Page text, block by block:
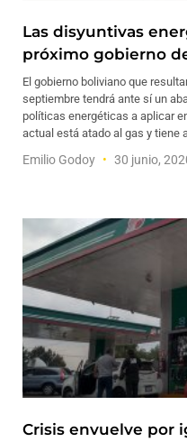
Las disyuntivas
próximo gobierno
El gobierno boliviano que
septiembre tendrá ante sí un
políticas energéticas a aplicar
actual está atado al gas y tiene
Emilio Godoy 30 junio,
Crisis envuelve por